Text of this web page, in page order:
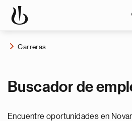
Carreras
Buscador de
Encuentre oportunidades en